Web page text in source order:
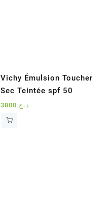
Vichy Émulsion Toucher
Sec Teintée spf 50
د.ج